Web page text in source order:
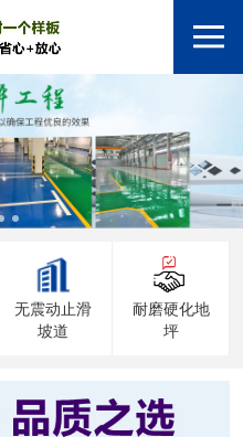
无震动止滑
坡道
耐磨硬化地
坪